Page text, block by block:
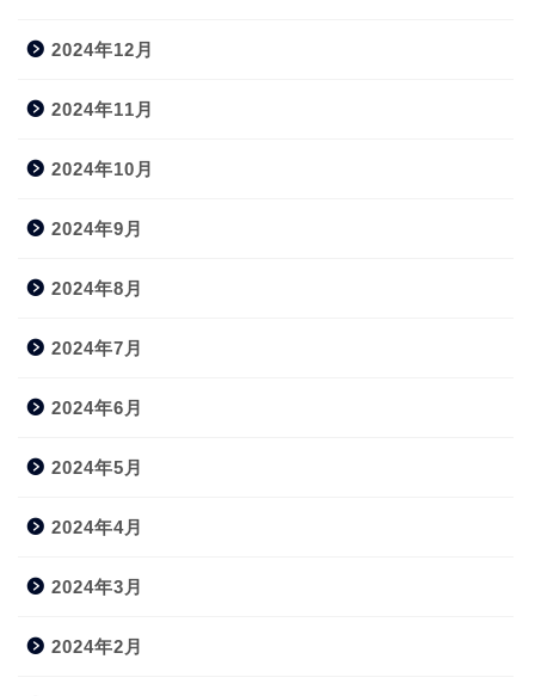
2024年12月
2024年11月
2024年10月
2024年9月
2024年8月
2024年7月
2024年6月
2024年5月
2024年4月
2024年3月
2024年2月